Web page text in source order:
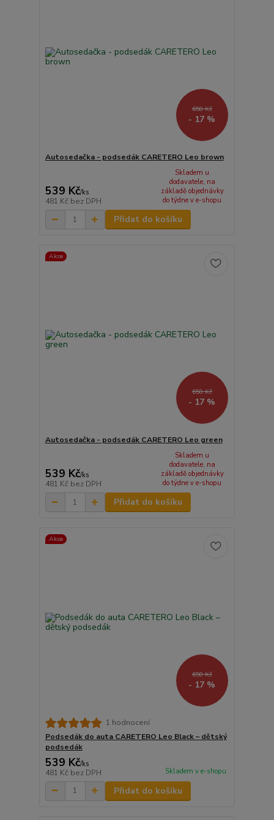
650 Kč
- 17 %
Autosedačka - podsedák CARETERO Leo brown
539 Kč/ks
481 Kč bez DPH
Skladem u
dodavatele, na
základě objednávky
do týdne v e-shopu
Přidat do košíku
Akce
650 Kč
- 17 %
Autosedačka - podsedák CARETERO Leo green
539 Kč/ks
481 Kč bez DPH
Skladem u
dodavatele, na
základě objednávky
do týdne v e-shopu
Přidat do košíku
Akce
650 Kč
- 17 %
1 hodnocení
Podsedák do auta CARETERO Leo Black – dětský
podsedák
539 Kč/ks
481 Kč bez DPH Skladem v e-shopu
Přidat do košíku